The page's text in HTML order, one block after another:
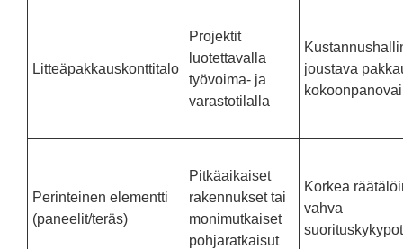
Litteäpakkauskonttitalo
Projektit
luotettavalla
työvoima- ja
varastotilalla
joustava
Perinteinen elementti
(paneelit/teräs)
Pitkäaikaiset
rakennukset tai
monimutkaiset
pohjaratkaisut
Korkea
vahva